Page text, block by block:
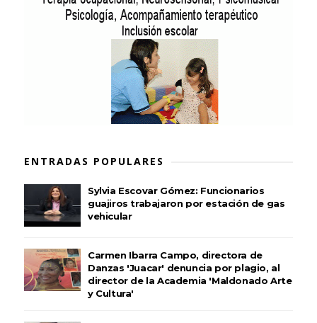
ENTRADAS POPULARES
Sylvia Escovar Gómez: Funcionarios
guajiros trabajaron por estación de gas
vehicular
Carmen Ibarra Campo, directora de
Danzas 'Juacar' denuncia por plagio, al
director de la Academia 'Maldonado Arte
y Cultura'